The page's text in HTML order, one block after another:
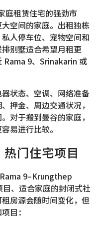
租赁住宅的强劲市
空间的家庭。出租独栋
人停车位、宠物空间和
别墅适合希望月租更
Rama 9、Srinakarin 或
状态、空调、网络准备
押金、周边交通状况，
对于搬到曼谷的家庭，
易进行比较。
门住宅项目
9–Krungthep
、适合家庭的封闭式社
房源会随时间变化，但
目：